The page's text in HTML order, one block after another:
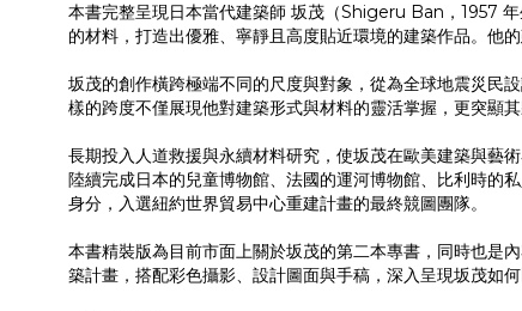
本書完整呈現日本當代建築師 坂茂（Shigeru Ban，1957
的材料，打造出優雅、寧靜且高度貼近環境的建築作品。他
坂茂的創作橫跨極端不同的尺度與對象，從為全球地震災
樣的跨度不僅展現他對建築形式與材料的靈活掌握，更突顯
長期投入人道救援與永續材料研究，使坂茂在歐美建築與
陸續完成日本的兒童博物館、法國的運河博物館、比利時
身分，入選紐約世界貿易中心重建計畫的最終競圖團隊。
本書精裝版為目前市面上關於坂茂的第二本專書，同時也是
築計畫，搭配彩色攝影、設計圖面與手稿，深入呈現坂茂如